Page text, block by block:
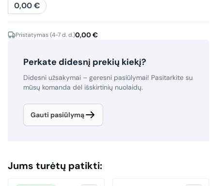
0,00€
Pristatymas (4-7 d. d.)0,00€
Perkate didesnį prekių kiekį?
Didesni užsakymai – geresni pasiūlymai! Pasitarkite su
mūsų komanda dėl išskirtinių nuolaidų.
Gauti pasiūlymą
Jums turėtų patikti: